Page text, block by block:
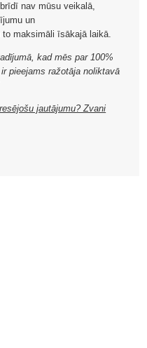
nav mūsu veikalā,
un
to maksimāli īsākajā laikā.
kad mēs par 100%
pieejams ražotāja noliktavā
jautājumu? Zvani